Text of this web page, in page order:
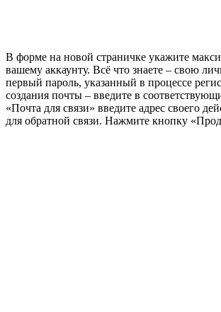
В форме на новой страничке укажите
вашему аккаунту. Всё что знаете – свою
первый пароль, указанный в процессе
создания почты – введите в
«Почта для связи» введите адрес своего
для обратной связи. Нажмите кнопку